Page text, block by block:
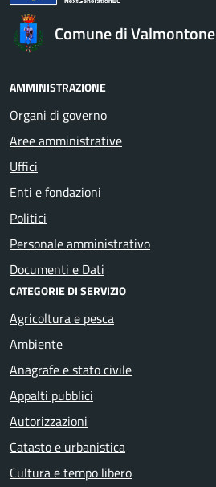
Comune di Valmontone
AMMINISTRAZIONE
Organi di governo
Aree amministrative
Uffici
Enti e fondazioni
Politici
Personale amministrativo
Documenti e Dati
CATEGORIE DI SERVIZIO
Agricoltura e pesca
Ambiente
Anagrafe e stato civile
Appalti pubblici
Autorizzazioni
Catasto e urbanistica
Cultura e tempo libero